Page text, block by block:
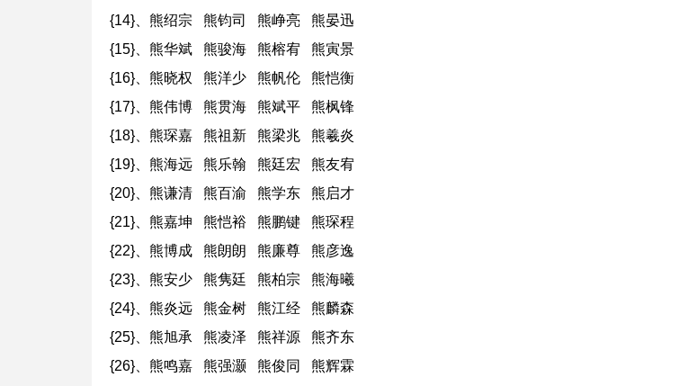
{14}、熊绍宗 熊钧司 熊峥亮 熊晏迅
{15}、熊华斌 熊骏海 熊榕宥 熊寅景
{16}、熊晓权 熊洋少 熊帆伦 熊恺衡
{17}、熊伟博 熊贯海 熊斌平 熊枫锋
{18}、熊琛嘉 熊祖新 熊梁兆 熊羲炎
{19}、熊海远 熊乐翰 熊廷宏 熊友宥
{20}、熊谦清 熊百渝 熊学东 熊启才
{21}、熊嘉坤 熊恺裕 熊鹏键 熊琛程
{22}、熊博成 熊朗朗 熊廉尊 熊彦逸
{23}、熊安少 熊隽廷 熊柏宗 熊海曦
{24}、熊炎远 熊金树 熊江经 熊麟森
{25}、熊旭承 熊凌泽 熊祥源 熊齐东
{26}、熊鸣嘉 熊强灏 熊俊同 熊辉霖